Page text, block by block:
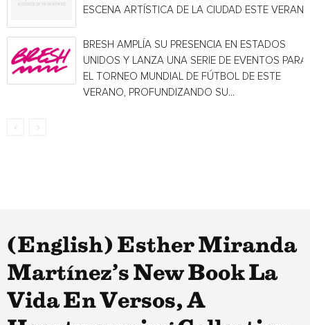
ESCENA ARTÍSTICA DE LA CIUDAD ESTE
BRESH AMPLÍA SU PRESENCIA EN ESTADOS
UNIDOS Y LANZA UNA SERIE DE EVENTOS PARA
EL TORNEO MUNDIAL DE FÚTBOL DE ESTE
VERANO, PROFUNDIZANDO SU...
(English) Esther Miranda
Martínez’s New Book La
Vida En Versos, A